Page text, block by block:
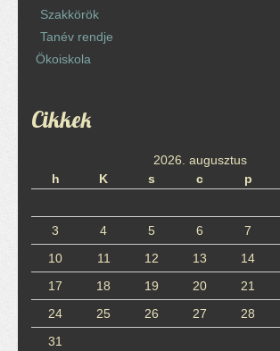
Szakkörök
Tanév rendje
Ökoiskola
Cikkek
2026. augusztus
h
K s c p
3
4 5 6 7
10
11 12 13 14
17
18 19 20 21
24
25 26 27 28
31